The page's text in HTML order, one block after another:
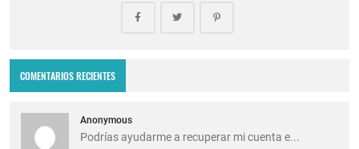
COMENTARIOS RECIENTES
Anonymous
Podrías ayudarme a recuperar mi cuenta e...